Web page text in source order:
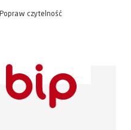
Popraw czytelność